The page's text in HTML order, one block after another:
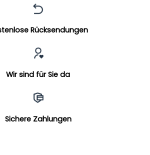
Rücksendungen
Wir sind für Sie da
Sichere Zahlungen